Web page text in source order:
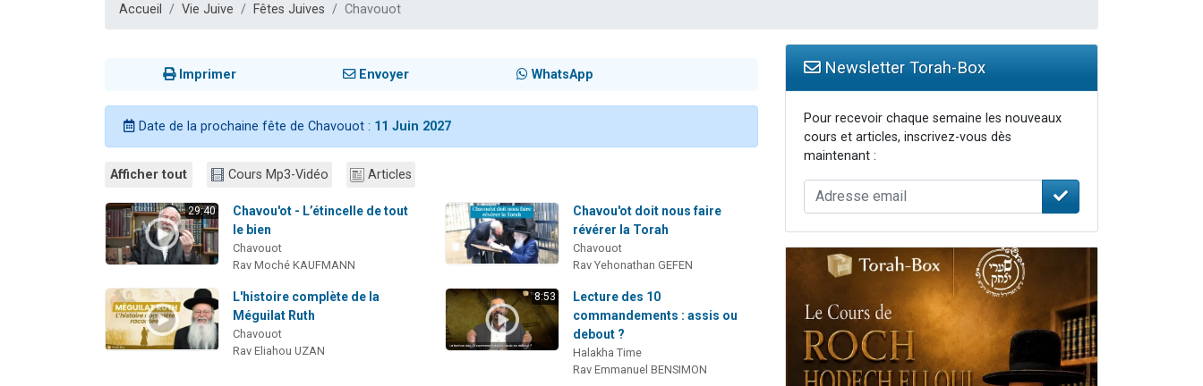
Accueil Vie Juive Fêtes Juives Chavouot
Imprimer Envoyer WhatsApp
Date de la prochaine fête de Chavouot : 11 Juin 2027
Afficher tout Cours Mp3-Vidéo Articles
29:40
Chavou'ot - L’étincelle de tout
le bien
Chavouot
Rav Moché KAUFMANN
Chavou'ot doit nous faire
révérer la Torah
Chavouot
Rav Yehonathan GEFEN
L'histoire complète de la
Méguilat Ruth
Chavouot
Rav Eliahou UZAN
8:53
Lecture des 10
commandements : assis ou
debout ?
Halakha Time
Rav Emmanuel BENSIMON
Newsletter Torah-Box
Pour recevoir chaque semaine les nouveaux
cours et articles, inscrivez-vous dès
maintenant :